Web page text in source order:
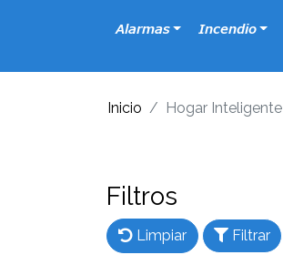
Alarmas Incendio
Inicio Hogar Inteligente
Filtros
Limpiar Filtrar